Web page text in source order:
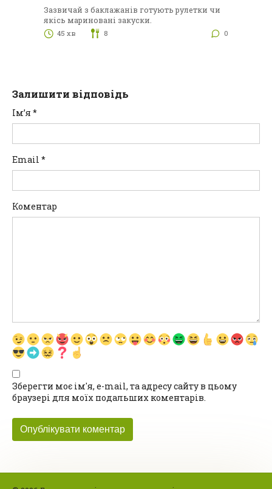
Зазвичай з баклажанів готують рулетки чи
якісь мариновані закуски.
45 хв 8 0
Залишити відповідь
Ім’я *
Email *
Коментар
Зберегти моє ім'я, e-mail, та адресу сайту в цьому
браузері для моїх подальших коментарів.